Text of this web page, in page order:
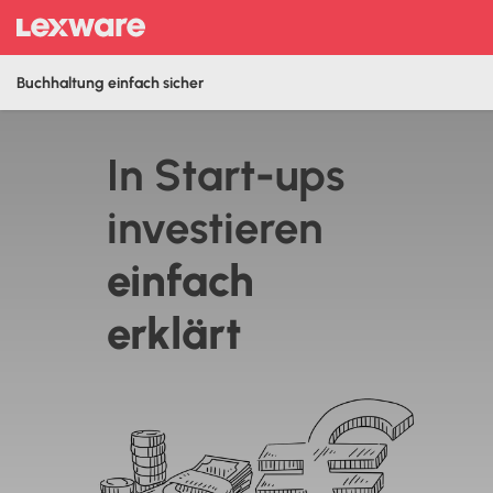
Buchhaltung einfach sicher
In Start-ups
investieren
‍einfach
erklärt